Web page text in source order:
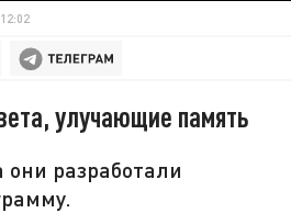
улучающие память
разработали